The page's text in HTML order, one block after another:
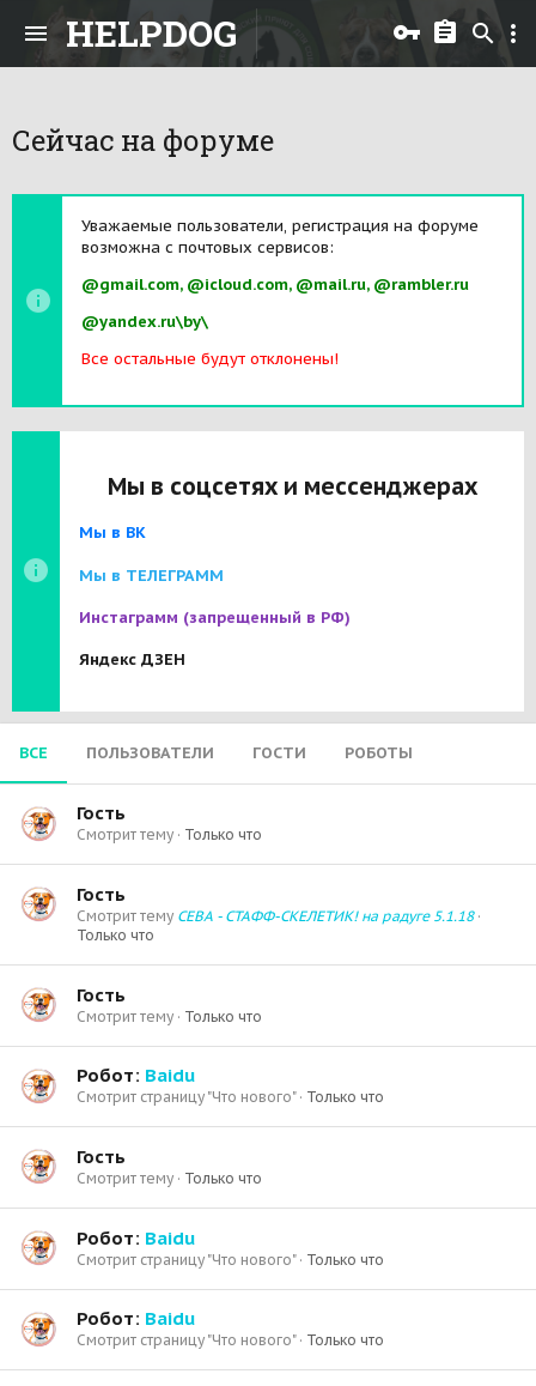
HELPDOG
Сейчас на форуме
Уважаемые пользователи, регистрация на форуме
возможна с почтовых сервисов:
@gmail.com, @icloud.com, @mail.ru, @rambler.ru
@yandex.ru\by\
Все остальные будут отклонены!
Мы в соцсетях и мессенджерах
Мы в ВК
Мы в ТЕЛЕГРАММ
Инстаграмм (запрещенный в РФ)
Яндекс ДЗЕН
ВСЕ ПОЛЬЗОВАТЕЛИ ГОСТИ РОБОТЫ
Гость
Смотрит тему Только что
Гость
Смотрит тему СЕВА - СТАФФ-СКЕЛЕТИК! на радуге 5.1.18
Только что
Гость
Смотрит тему Только что
Робот: Baidu
Смотрит страницу "Что нового" Только что
Гость
Смотрит тему Только что
Робот: Baidu
Смотрит страницу "Что нового" Только что
Робот: Baidu
Смотрит страницу "Что нового" Только что